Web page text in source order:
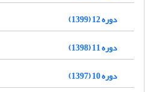
دوره 12 (1399)
دوره 11 (1398)
دوره 10 (1397)